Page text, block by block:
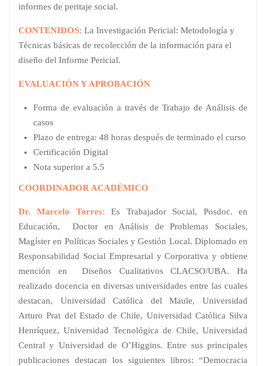
informes de peritaje social.
CONTENIDOS: La Investigación Pericial: Metodología y
Técnicas básicas de recolección de la información para el
diseño del Informe Pericial.
EVALUACIÓN Y APROBACIÓN
Forma de evaluación a través de Trabajo de Análisis de
casos
Plazo de entrega: 48 horas después de terminado el curso
Certificación Digital
Nota superior a 5.5
COORDINADOR ACADÉMICO
Dr. Marcelo Torres:Es Trabajador Social, Posdoc. en
Educación, Doctor en Análisis de Problemas Sociales,
Magíster en Políticas Sociales y Gestión Local. Diplomado en
Responsabilidad Social Empresarial y Corporativa y obtiene
mención en Diseños Cualitativos CLACSO/UBA. Ha
realizado docencia en diversas universidades entre las cuales
destacan, Universidad Católica del Maule, Universidad
Arturo Prat del Estado de Chile, Universidad Católica Silva
Henríquez, Universidad Tecnológica de Chile, Universidad
Central y Universidad de O’Higgins. Entre sus principales
publicaciones destacan los siguientes libros: “Democracia